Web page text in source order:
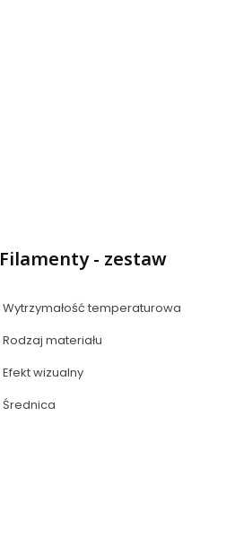
Filamenty - zestaw
Wytrzymałość temperaturowa
Rodzaj materiału
Efekt wizualny
Średnica